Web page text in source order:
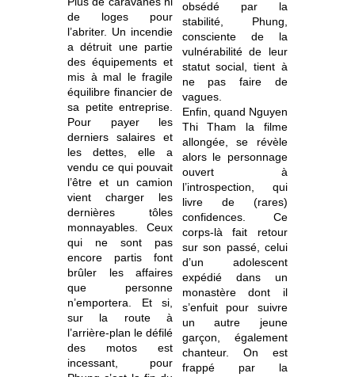
de loges pour
l’abriter. Un incendie
a détruit une partie
des équipements et
mis à mal le fragile
équilibre financier de
sa petite entreprise.
Pour payer les
derniers salaires et
les dettes, elle a
vendu ce qui pouvait
l’être et un camion
vient charger les
dernières tôles
monnayables. Ceux
qui ne sont pas
encore partis font
brûler les affaires
que personne
n’emportera. Et si,
sur la route à
l’arrière-plan le défilé
des motos est
incessant, pour
obsédé par la
stabilité, Phung,
consciente de la
vulnérabilité de leur
statut social, tient à
ne pas faire de
vagues.
Enfin, quand Nguyen
Thi Tham la filme
allongée, se révèle
alors le personnage
ouvert à
l’introspection, qui
livre de (rares)
confidences. Ce
corps-là fait retour
sur son passé, celui
d’un adolescent
expédié dans un
monastère dont il
s’enfuit pour suivre
un autre jeune
garçon, également
chanteur. On est
frappé par la